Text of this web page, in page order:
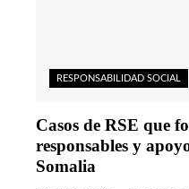
RESPONSABILIDAD SOCIAL
Casos de RSE que
responsables y
Somalia